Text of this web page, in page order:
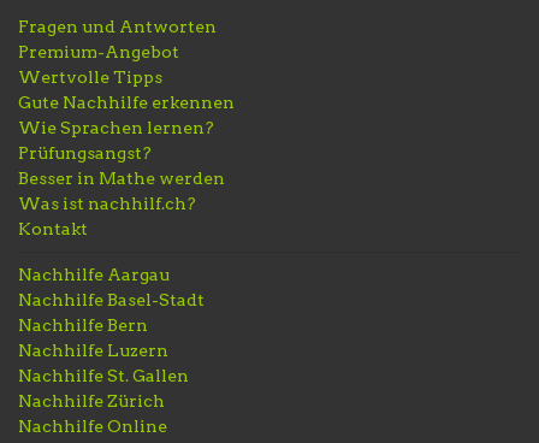
Fragen und Antworten
Premium-Angebot
Wertvolle Tipps
Gute Nachhilfe erkennen
Wie Sprachen lernen?
Prüfungsangst?
Besser in Mathe werden
Was ist nachhilf.ch?
Kontakt
Nachhilfe Aargau
Nachhilfe Basel-Stadt
Nachhilfe Bern
Nachhilfe Luzern
Nachhilfe St. Gallen
Nachhilfe Zürich
Nachhilfe Online